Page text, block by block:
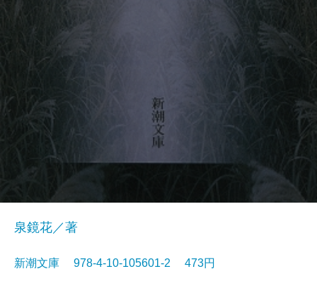
泉鏡花／著
新潮文庫 978-4-10-105601-2 473円